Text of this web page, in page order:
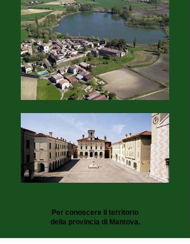
Per conoscere il territorio
della provincia di Mantova.